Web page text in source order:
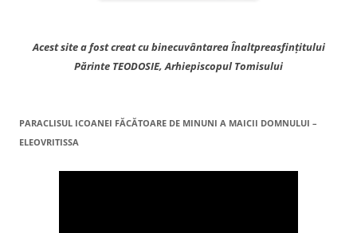
Acest site a fost creat cu binecuvântarea Înaltpreasfințitului
Părinte TEODOSIE, Arhiepiscopul Tomisului
PARACLISUL ICOANEI FĂCĂTOARE DE MINUNI A MAICII DOMNULUI –
ELEOVRITISSA